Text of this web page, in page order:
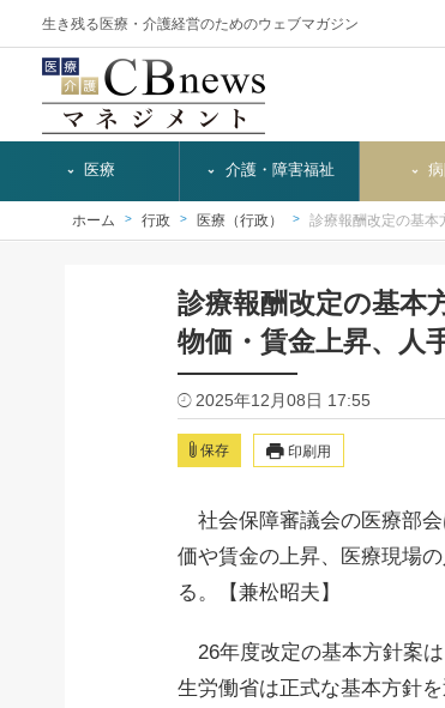
生き残る医療・介護経営のためのウェブマガジン
医療 介護・障害福祉
ホーム 行政 医療（行政） 診療報酬改定の基本
診療報酬改定の基本
物価・賃金上昇、人
2025年12月08日 17:55
保存 印刷用
社会保障審議会の医療部会
価や賃金の上昇、医療現場
る。【兼松昭夫】
26年度改定の基本方針案
生労働省は正式な基本方針を